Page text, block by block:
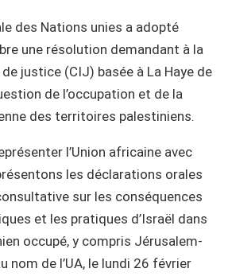
des Nations unies a adopté
une résolution demandant à la
justice (CIJ) basée à La Haye de
de l’occupation et de la
des territoires palestiniens.
l’Union africaine avec
les déclarations orales
sur les conséquences
et les pratiques d’Israël dans
occupé, y compris Jérusalem-
nom de l’UA, le lundi 26 février